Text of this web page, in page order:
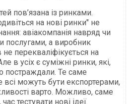
пов’язана із ринками.
на нові ринки" не
авіакомпанія навряд чи
послугами, а виробник
не перекваліфікується на
в усіх є суміжні ринки, які,
постраждали. Те саме
всі можуть бути експортерами,
варто. Можливо, саме
тестувати нові ідеї.